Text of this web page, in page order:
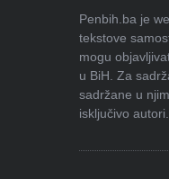
Penbih.ba je
tekstove
mogu
u BiH. Za
sadržane u
isključivo autori.